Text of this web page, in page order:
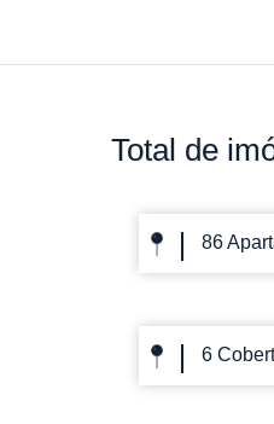
Total de
86
6